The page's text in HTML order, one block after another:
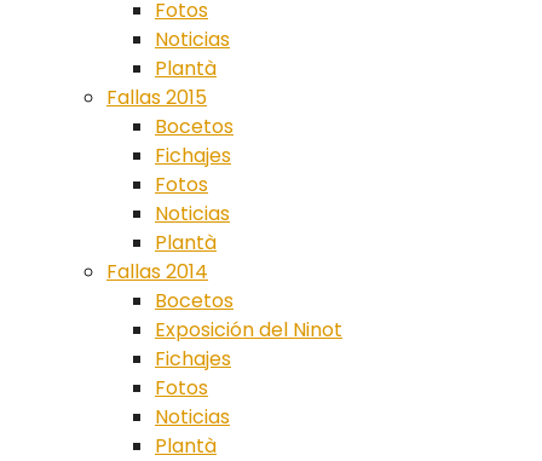
Fotos
Noticias
Plantà
Fallas 2015
Bocetos
Fichajes
Fotos
Noticias
Plantà
Fallas 2014
Bocetos
Exposición del Ninot
Fichajes
Fotos
Noticias
Plantà